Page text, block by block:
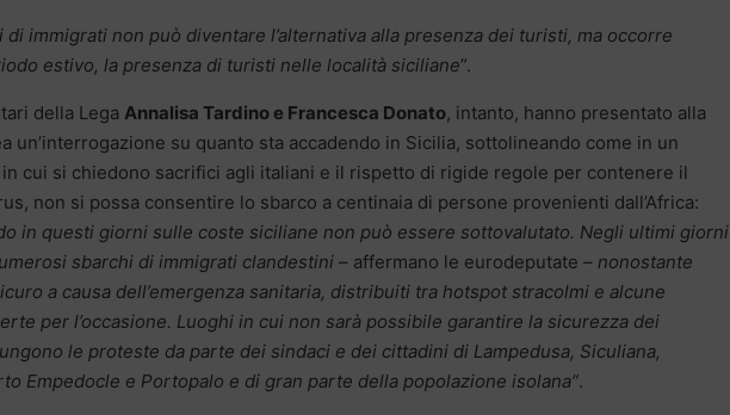
di immigrati non può diventare l’alternativa alla presenza dei turisti, ma occorre
estivo, la presenza di turisti nelle località siciliane”.
della Lega Annalisa Tardino e Francesca Donato, intanto, hanno presentato alla
un’interrogazione su quanto sta accadendo in Sicilia, sottolineando come in un
cui si chiedono sacrifici agli italiani e il rispetto di rigide regole per contenere il
non si possa consentire lo sbarco a centinaia di persone provenienti dall’Africa:
in questi giorni sulle coste siciliane non può essere sottovalutato. Negli ultimi giorni
sbarchi di immigrati clandestini – affermano le eurodeputate – nonostante
a causa dell’emergenza sanitaria, distribuiti tra hotspot stracolmi e alcune
per l’occasione. Luoghi in cui non sarà possibile garantire la sicurezza dei
le proteste da parte dei sindaci e dei cittadini di Lampedusa, Siculiana,
Empedocle e Portopalo e di gran parte della popolazione isolana”.